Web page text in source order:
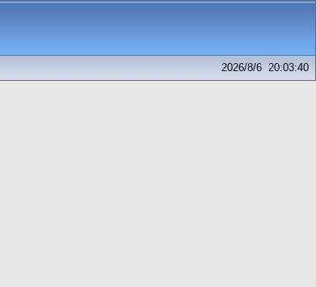
2026/8/6 20:03:40